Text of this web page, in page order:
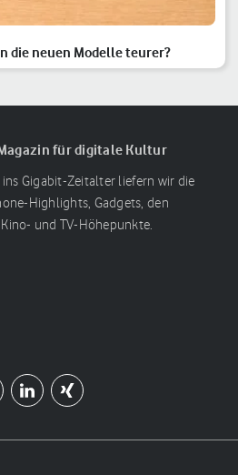
die neuen Modelle teurer?
für digitale Kultur
Gigabit-Zeitalter liefern wir die
Highlights, Gadgets, den
und TV-Höhepunkte.